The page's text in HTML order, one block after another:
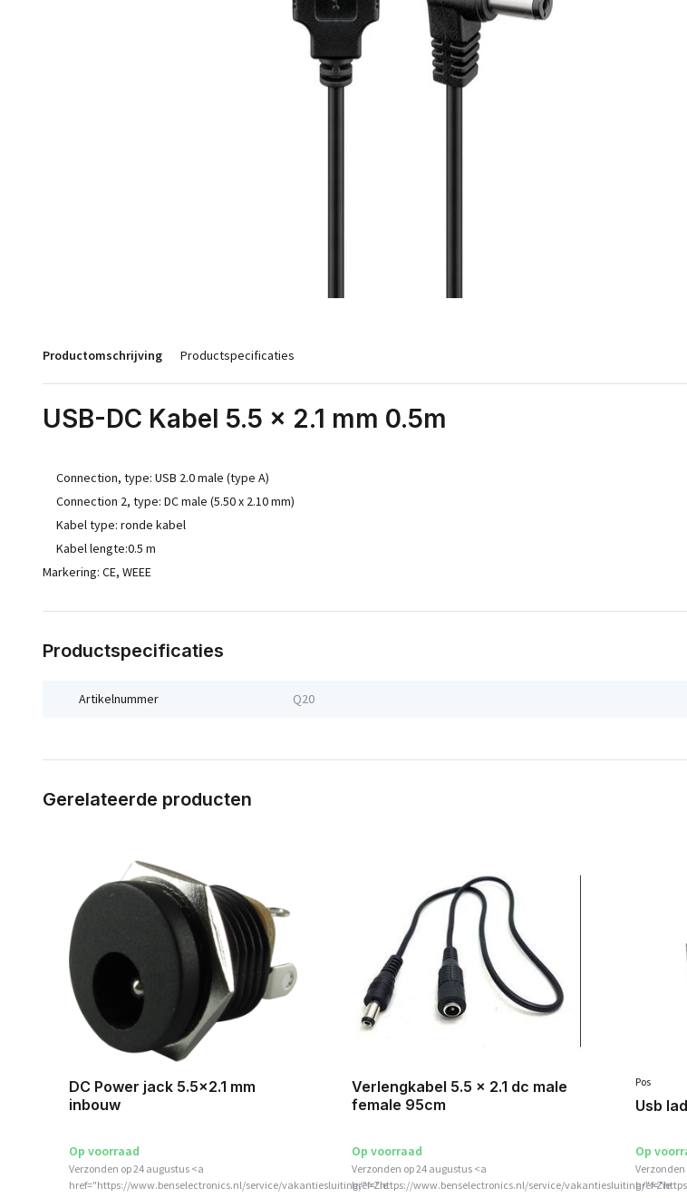
Productomschrijving Productspecificaties
USB-DC Kabel 5.5 x 2.1 mm 0.5m
Connection, type: USB 2.0 male (type A)
Connection 2, type: DC male (5.50 x 2.10 mm)
Kabel type: ronde kabel
Kabel lengte:0.5 m
Markering: CE, WEEE
Productspecificaties
Artikelnummer Q20
Gerelateerde producten
DC Power jack 5.5x2.1 mm
inbouw
Op voorraad
Verzonden op 24 augustus <a
href="https://www.benselectronics.nl/service/vakantiesluiting/">Zie
Verlengkabel 5.5 x 2.1 dc male
female 95cm
Op voorraad
Verzonden op 24 augustus <a
href="https://www.benselectronics.nl/service/vakantiesluiting/">Zie
Pos
Usb
Op
Verzonden